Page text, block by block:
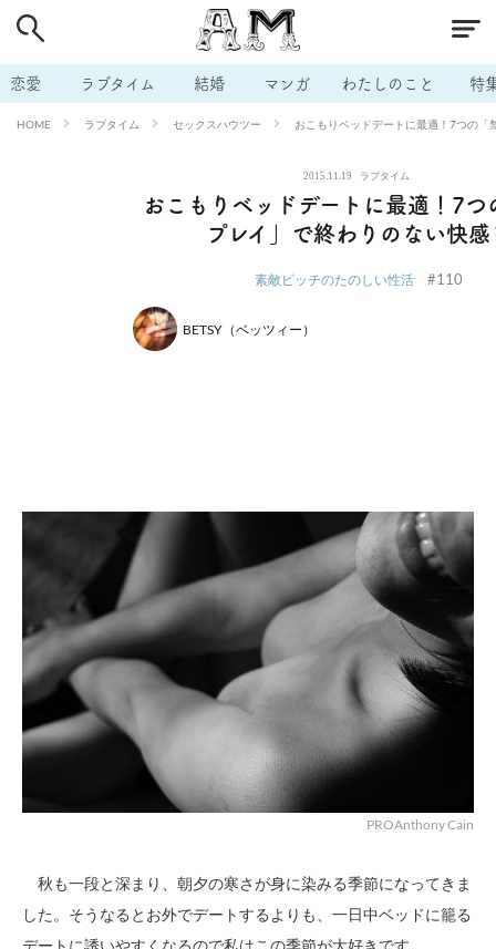
恋愛 ラブタイム 結婚 マンガ わたしのこと 特
HOME ラブタイム セックスハウツー おこもりベッドデートに最適！7つの「
2015.11.19 ラブタイム
おこもりベッドデートに最適！7つ
プレイ」で終わりのない快感
素敵ビッチのたのしい性活 #110
BETSY（ベッツィー）
PROAnthony Cain
秋も一段と深まり、朝夕の寒さが身に染みる季節になってきま
した。そうなるとお外でデートするよりも、一日中ベッドに籠る
# 男の本音 # セフレ # 不倫
# 出会う方法 # マッチングアプリ # ラブグッズ # 体の相